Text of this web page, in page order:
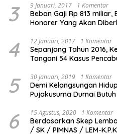
3 9 Januari, 2017 1 Komentar
Beban Gaji Rp 813 miliar,
Honorer Yang Akan
4 12 Januari, 2017 1 Komentar
Sepanjang Tahun 2016,
Tangani 54 Kasus
5 30 Januari, 2019 1 Komentar
Demi Kelangsungan
Pujakusuma Dumai
6 15 Agustus, 2020 1 Komentar
Berdasarkan Skep Lembaga K.P.K No :
/ SK / PIMNAS / LEM-